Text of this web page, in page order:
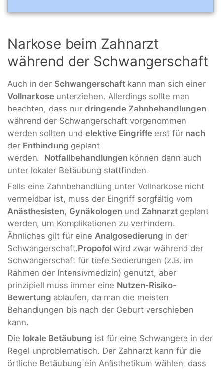
Narkose beim Zahnarzt
während der Schwangerschaft
Auch in der Schwangerschaft kann man sich einer
Vollnarkose unterziehen. Allerdings sollte man
beachten, dass nur dringende Zahnbehandlungen
während der Schwangerschaft vorgenommen
werden sollten und elektive Eingriffe erst für nach
der Entbindung geplant
werden. Notfallbehandlungen können dann auch
unter lokaler Betäubung stattfinden.
Falls eine Zahnbehandlung unter Vollnarkose nicht
vermeidbar ist, muss der Eingriff sorgfältig vom
Anästhesisten, Gynäkologen und Zahnarzt geplant
werden, um Komplikationen zu verhindern.
Ähnliches gilt für eine Analgosedierung in der
Schwangerschaft.Propofol wird zwar während der
Schwangerschaft für tiefe Sedierungen (z.B. im
Rahmen der Intensivmedizin) genutzt, aber
prinzipiell muss immer eine Nutzen-Risiko-
Bewertung ablaufen, da man die meisten
Behandlungen bis nach der Geburt verschieben
kann.
Die lokale Betäubung ist für eine Schwangere in der
Regel unproblematisch. Der Zahnarzt kann für die
örtliche Betäubung ein Anästhetikum wählen, dass